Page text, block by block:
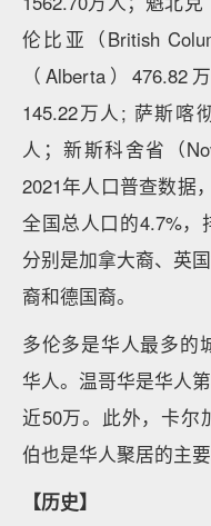
伦比亚（British
（Alberta）476.82
145.22万人; 萨斯喀
人；新斯科舍省（
2021年人口普查数据
全国总人口的4.7%
分别是加拿大裔、英
裔和德国裔。
多伦多是华人最多的
华人。温哥华是华人
近50万。此外，卡尔
伯也是华人聚居的主要
【历史】